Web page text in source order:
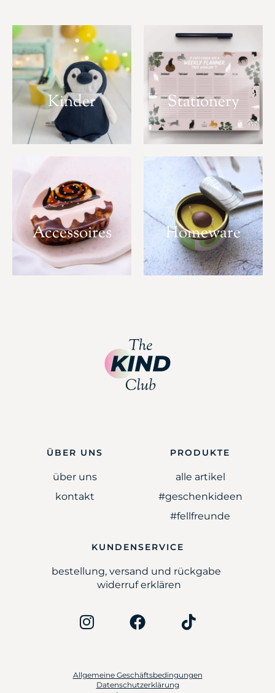
Kinder Stationery
Accessoires Homeware
ÜBER UNS
über uns
kontakt
PRODUKTE
alle artikel
#geschenkideen
#fellfreunde
KUNDENSERVICE
bestellung, versand und rückgabe
widerruf erklären
Allgemeine Geschäftsbedingungen
Datenschutzerklärung